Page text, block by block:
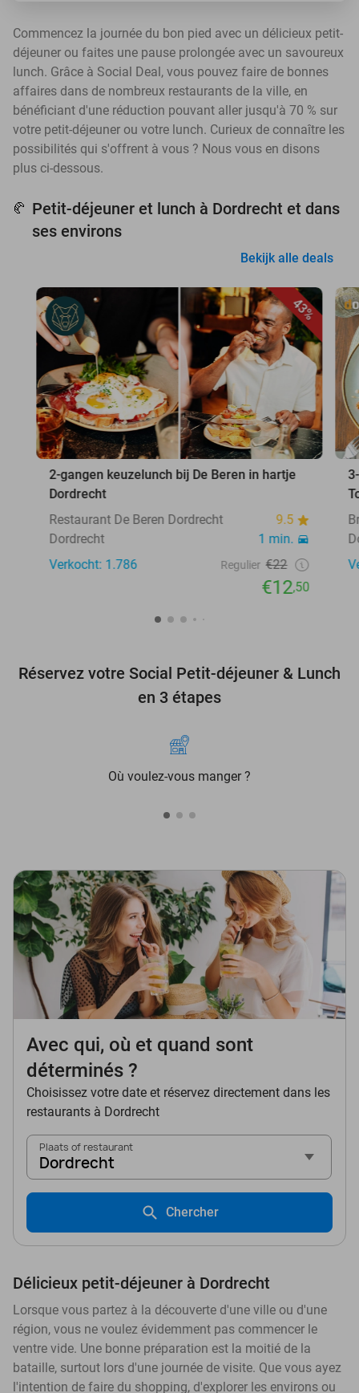
Commencez la journée du bon pied avec un délicieux petit-
déjeuner ou faites une pause prolongée avec un savoureux
lunch. Grâce à Social Deal, vous pouvez faire de bonnes
affaires dans de nombreux restaurants de la ville, en
bénéficiant d'une réduction pouvant aller jusqu'à 70 % sur
votre petit-déjeuner ou votre lunch. Curieux de connaître les
possibilités qui s'offrent à vous ? Nous vous en disons
plus ci-dessous.
🥐 Petit-déjeuner et lunch à Dordrecht et dans
ses environs
Bekijk alle deals
43%
2-gangen keuzelunch bij De Beren in hartje
Dordrecht
Restaurant De Beren Dordrecht
9.5
Dordrecht
1 min.
Verkocht: 1.786
Regulier €22
€12,50
Réservez votre Social Petit-déjeuner & Lunch
en 3 étapes
Où voulez-vous manger ?
Avec qui, où et quand sont
déterminés ?
Choisissez votre date et réservez directement dans les
restaurants à Dordrecht
Plaats of restaurant
Dordrecht
Chercher
Délicieux petit-déjeuner à Dordrecht
Lorsque vous partez à la découverte d'une ville ou d'une
région, vous ne voulez évidemment pas commencer le
ventre vide. Une bonne préparation est la moitié de la
bataille, surtout lors d'une journée de visite. Que vous ayez
l'intention de faire du shopping, d'explorer les environs ou